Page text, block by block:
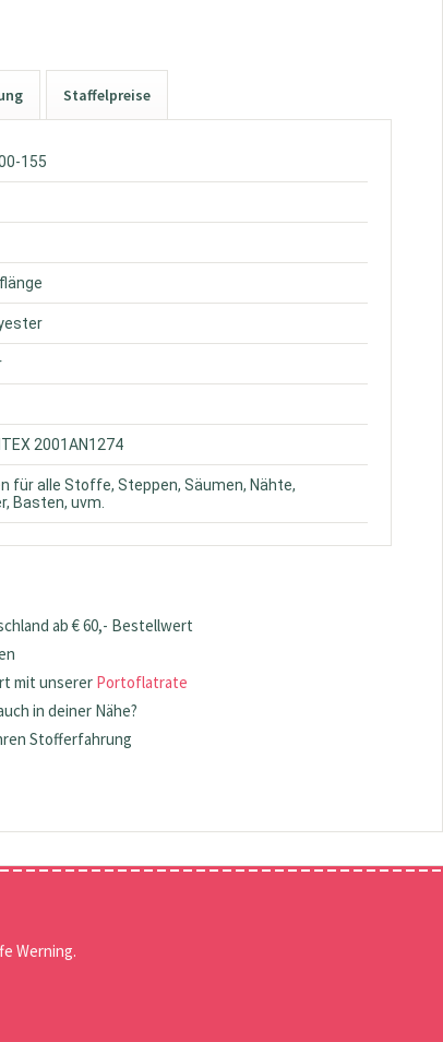
Staffelpreise
155
2001AN1274
für alle Stoffe, Steppen, Säumen, Nähte,
Basten, uvm.
ab € 60,- Bestellwert
mit unserer Portoflatrate
in deiner Nähe?
Stofferfahrung
Werning.